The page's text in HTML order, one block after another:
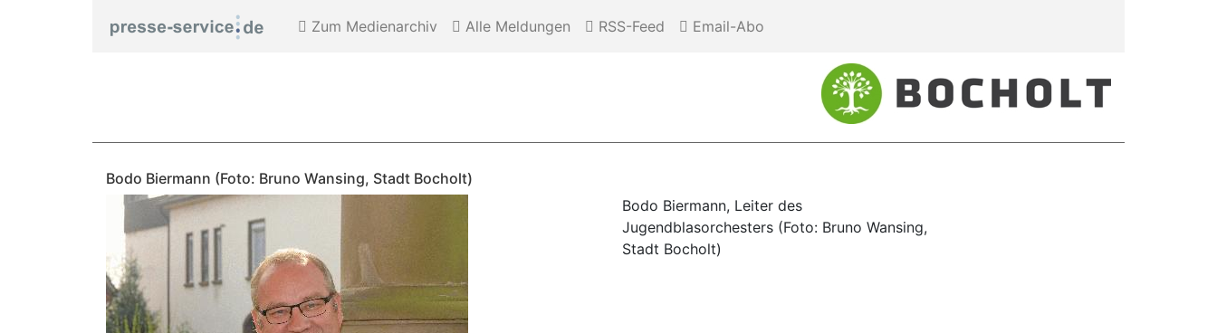
Zum Medienarchiv Alle Meldungen RSS-Feed Email-Abo
Bodo Biermann (Foto: Bruno Wansing, Stadt Bocholt)
Bodo Biermann, Leiter des
Jugendblasorchesters (Foto: Bruno Wansing,
Stadt Bocholt)